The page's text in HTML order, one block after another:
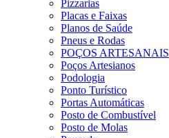
Pizzarias
Placas e Faixas
Planos de Saúde
Pneus e Rodas
POÇOS ARTESANAIS
Poços Artesianos
Podologia
Ponto Turístico
Portas Automáticas
Posto de Combustível
Posto de Molas